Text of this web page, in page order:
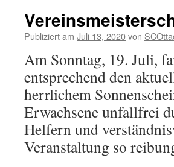
Publiziert am Juli 13, 2020von
Am Sonntag, 19. Juli,
entsprechend den
herrlichem
Erwachsene unfallfrei
Helfern und
Veranstaltung so